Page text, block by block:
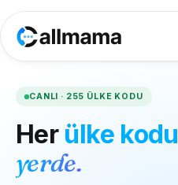
CANLI · 255 ÜLKE KODU
Her ülke kodu
yerde.